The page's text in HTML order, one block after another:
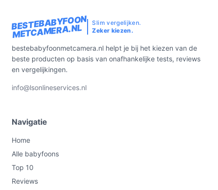
BESTEBABYFOON
METCAMERA.NL
Slim vergelijken.
Zeker kiezen.
bestebabyfoonmetcamera.nl helpt je bij het kiezen van de
beste producten op basis van onafhankelijke tests, reviews
en vergelijkingen.
info@lsonlineservices.nl
Navigatie
Home
Alle babyfoons
Top 10
Reviews